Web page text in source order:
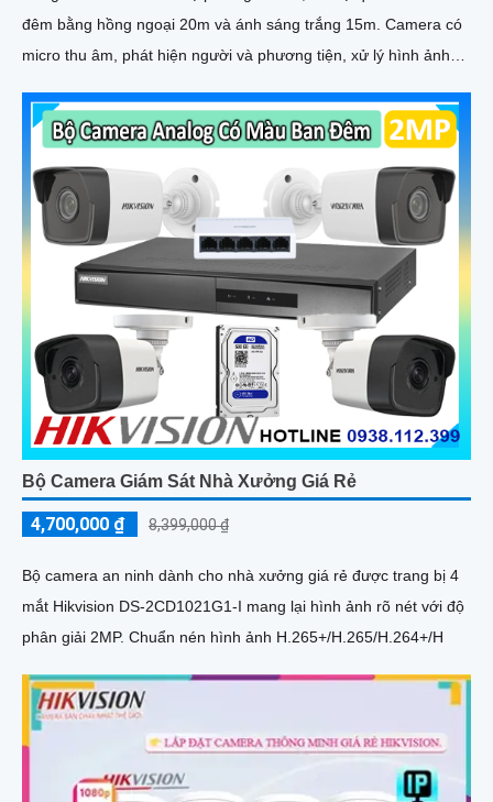
đêm bằng hồng ngoại 20m và ánh sáng trắng 15m. Camera có
micro thu âm, phát hiện người và phương tiện, xử lý hình ảnh
Bộ Camera Giám Sát Nhà Xưởng Giá Rẻ
4,700,000 ₫ 8,399,000 ₫
Bộ camera an ninh dành cho nhà xưởng giá rẻ được trang bị 4
mắt Hikvision DS-2CD1021G1-I mang lại hình ảnh rõ nét với độ
phân giải 2MP. Chuẩn nén hình ảnh H.265+/H.265/H.264+/H